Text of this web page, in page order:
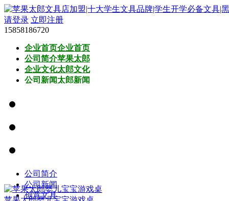
请登录 立即注册
15858186720
企业首页企业首页
公司简介苹果太郎
企业文化太郎文化
公司新闻太郎新闻
公司简介
公司新闻
创意文具